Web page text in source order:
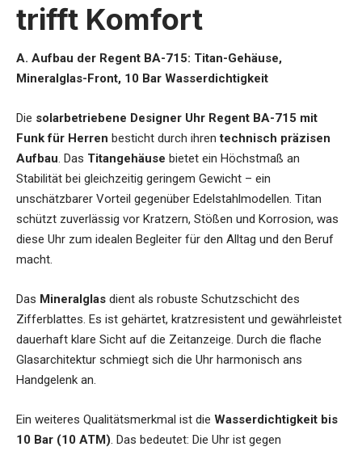
trifft Komfort
A. Aufbau der Regent BA-715: Titan-Gehäuse,
Mineralglas-Front, 10 Bar Wasserdichtigkeit
Die solarbetriebene Designer Uhr Regent BA-715 mit
Funk für Herren besticht durch ihrentechnisch präzisen
Aufbau. Das Titangehäuse bietet ein Höchstmaß an
Stabilität bei gleichzeitig geringem Gewicht – ein
unschätzbarer Vorteil gegenüber Edelstahlmodellen. Titan
schützt zuverlässig vor Kratzern, Stößen und Korrosion, was
diese Uhr zum idealen Begleiter für den Alltag und den Beruf
macht.
Das Mineralglas dient als robuste Schutzschicht des
Zifferblattes. Es ist gehärtet, kratzresistent und gewährleistet
dauerhaft klare Sicht auf die Zeitanzeige. Durch die flache
Glasarchitektur schmiegt sich die Uhr harmonisch ans
Handgelenk an.
Ein weiteres Qualitätsmerkmal ist die Wasserdichtigkeit bis
10 Bar (10 ATM). Das bedeutet: Die Uhr ist gegen